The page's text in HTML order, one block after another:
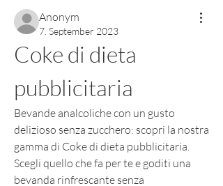
Anonym
7. September 2023
Coke di dieta
pubblicitaria
Bevande analcoliche con un gusto
delizioso senza zucchero: scopri la nostra
gamma di Coke di dieta pubblicitaria.
Scegli quello che fa per te e goditi una
bevanda rinfrescante senza